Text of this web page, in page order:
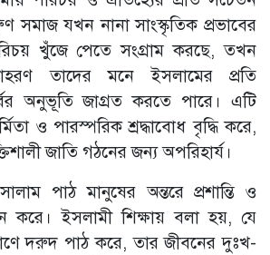
যখন নানা সাংস্কৃতিক প্রভাবের
খুঁজে পেতে সংগ্রাম করছে, তখন
তাদের মনে ইসলামের প্রতি
অনুভূতি জাগ্রত করতে পারে। এটি
ও পারস্পরিক শ্রদ্ধাবোধ বৃদ্ধি করে,
জাতি গঠনের জন্য অপরিহার্য।
পাঠ মানুষের অন্তরে প্রশান্তি ও
করে। ইসলামী শিক্ষায় বলা হয়, যে
দরুদ পাঠ করে, তার জীবনের দুঃখ-